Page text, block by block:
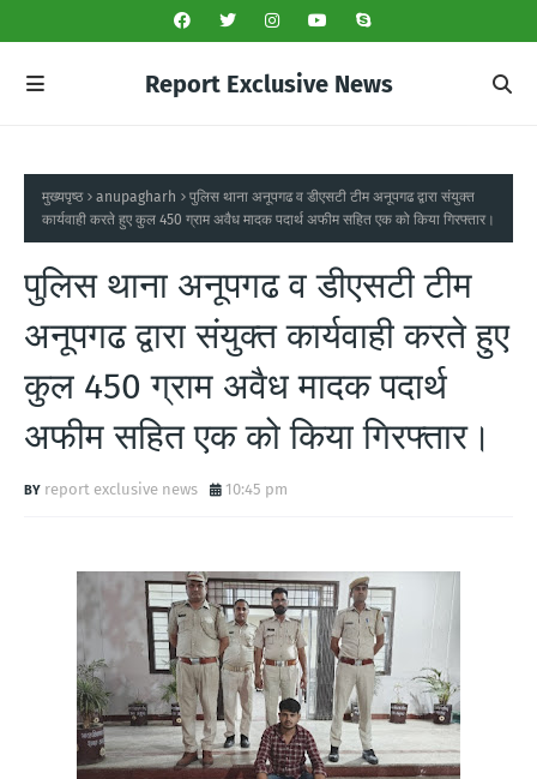
Report Exclusive News
मुख्यपृष्ठ anupagharh
पुलिस थाना अनूपगढ व डीएसटी टीम अनूपगढ द्वारा संयुक्त
कार्यवाही करते हुए कुल 450 ग्राम अवैध मादक पदार्थ अफीम सहित एक को किया गिरफ्तार।
पुलिस थाना अनूपगढ व डीएसटी टीम
अनूपगढ द्वारा संयुक्त कार्यवाही करते हुए
कुल 450 ग्राम अवैध मादक पदार्थ
अफीम सहित एक को किया गिरफ्तार।
report exclusive news 10:45 pm